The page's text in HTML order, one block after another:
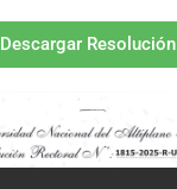
Descargar Resolución